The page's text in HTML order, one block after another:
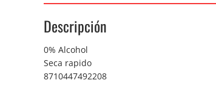
Descripción
0% Alcohol
Seca rapido
8710447492208